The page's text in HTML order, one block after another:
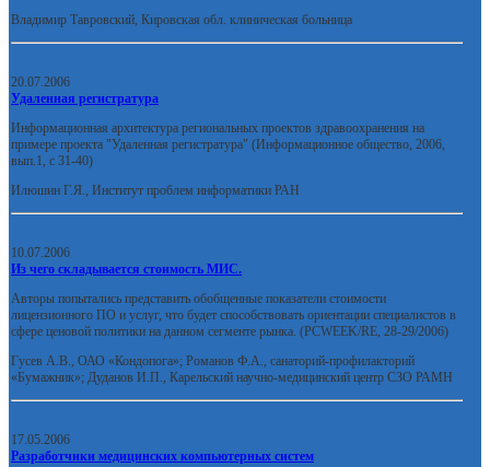
Владимир Тавровский, Кировская обл. клиническая больница
20.07.2006
Удаленная регистратура
Информационная архитектура региональных проектов здравоохранения на
примере проекта "Удаленная регистратура" (Информационное общество, 2006,
вып.1, с 31-40)
Илюшин Г.Я., Институт проблем информатики РАН
10.07.2006
Из чего складывается стоимость МИС.
Авторы попытались представить обобщенные показатели стоимости
лицензионного ПО и услуг, что будет способствовать ориентации специалистов в
сфере ценовой политики на данном сегменте рынка. (PCWEEK/RE, 28-29/2006)
Гусев А.В., ОАО «Кондопога»; Романов Ф.А., санаторий-профилакторий
«Бумажник»; Дуданов И.П., Карельский научно-медицинский центр СЗО РАМН
17.05.2006
Разработчики медицинских компьютерных систем